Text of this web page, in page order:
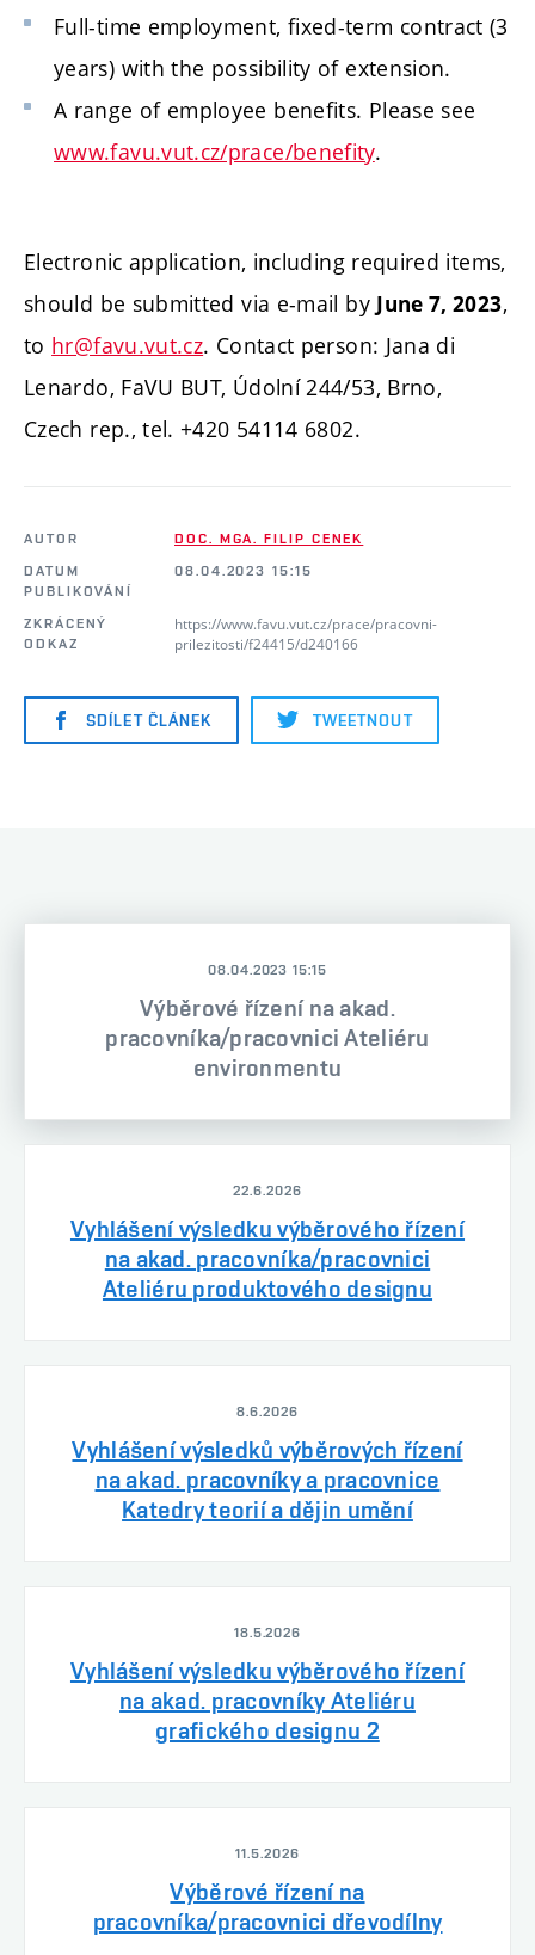
Full-time employment, fixed-term contract (3
years) with the possibility of extension.
A range of employee benefits. Please see
www.favu.vut.cz/prace/benefity.
Electronic application, including required items,
should be submitted via e-mail by June 7, 2023,
to hr@favu.vut.cz. Contact person: Jana di
Lenardo, FaVU BUT, Údolní 244/53, Brno,
Czech rep., tel. +420 54114 6802.
AUTOR
DOC. MGA. FILIP CENEK
DATUM
PUBLIKOVÁNÍ
08.04.2023 15:15
ZKRÁCENÝ
ODKAZ
https://www.favu.vut.cz/prace/pracovni-
prilezitosti/f24415/d240166
SDÍLET ČLÁNEK TWEETNOUT
08.04.2023 15:15
Výběrové řízení na akad.
pracovníka/pracovnici Ateliéru
environmentu
22.6.2026
Vyhlášení výsledku výběrového řízení
na akad. pracovníka/pracovnici
Ateliéru produktového designu
8.6.2026
Vyhlášení výsledků výběrových řízení
na akad. pracovníky a pracovnice
Katedry teorií a dějin umění
18.5.2026
Vyhlášení výsledku výběrového řízení
na akad. pracovníky Ateliéru
grafického designu 2
11.5.2026
Výběrové řízení na
pracovníka/pracovnici dřevodílny